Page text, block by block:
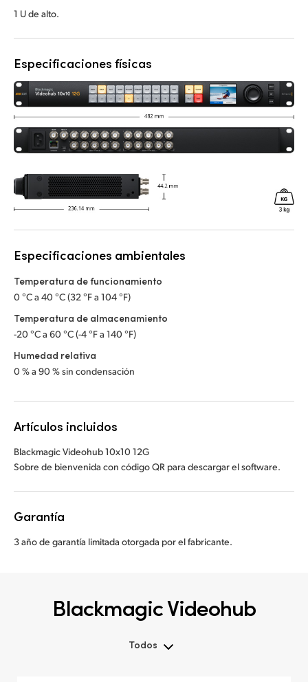
1 U de alto.
Especificaciones físicas
Especificaciones ambientales
Temperatura de funcionamiento
0 °C a 40 °C (32 °F a 104 °F)
Temperatura de almacenamiento
-20 °C a 60 °C (-4 °F a 140 °F)
Humedad relativa
0 % a 90 % sin condensación
Artículos incluidos
Blackmagic Videohub 10x10 12G
Sobre de bienvenida con código QR para descargar el software.
Garantía
3 año de garantía limitada otorgada por el fabricante.
Blackmagic Videohub
Todos